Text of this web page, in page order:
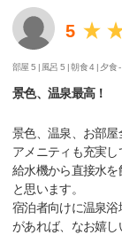
5
部屋 5 | 風呂 5 |朝食 4 | 夕食
景色、温泉最高！
景色、温泉、お部屋
アメニティも充実し
給水機から直接水
と思います。
宿泊者向けに温泉
があれば、なお嬉し